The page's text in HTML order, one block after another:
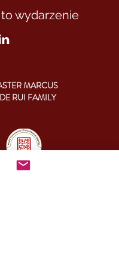
wydarzenie
MARCUS
RUI FAMILY